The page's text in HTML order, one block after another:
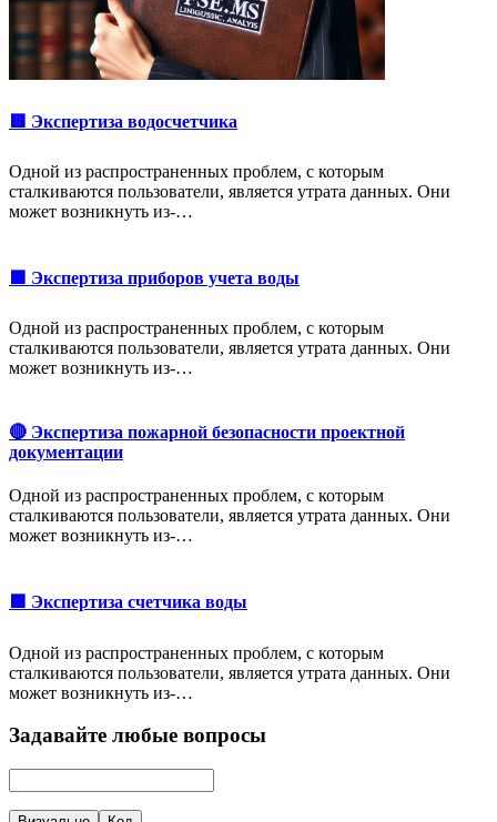
🟥 Экспертиза водосчетчика
Одной из распространенных проблем, с которым
сталкиваются пользователи, является утрата данных. Они
может возникнуть из-…
🟩 Экспертиза приборов учета воды
Одной из распространенных проблем, с которым
сталкиваются пользователи, является утрата данных. Они
может возникнуть из-…
🔴 Экспертиза пожарной безопасности проектной
документации
Одной из распространенных проблем, с которым
сталкиваются пользователи, является утрата данных. Они
может возникнуть из-…
🟩 Экспертиза счетчика воды
Одной из распространенных проблем, с которым
сталкиваются пользователи, является утрата данных. Они
может возникнуть из-…
Задавайте любые вопросы